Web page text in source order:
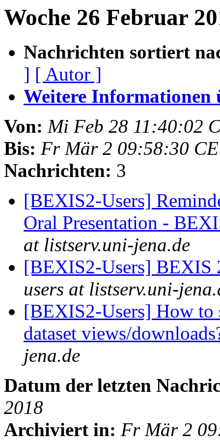
Woche 26 Februar
Nachrichten sortiert
] [ Autor ]
Weitere Informationen
Von: Mi Feb 28 11:40:02
Bis: Fr Mär 2 09:58:30
Nachrichten: 3
[BEXIS2-Users]
Oral Presentation -
at listserv.uni-jena.de
[BEXIS2-Users] BEXIS
users at listserv.uni-
[BEXIS2-Users] How
dataset views/
jena.de
Datum der letzten
2018
Archiviert in: Fr Mär 2